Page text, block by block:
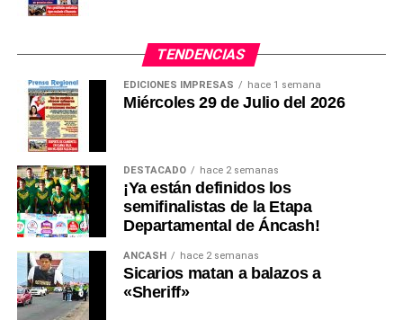
TENDENCIAS
EDICIONES IMPRESAS hace 1 semana
Miércoles 29 de Julio del 2026
DESTACADO hace 2 semanas
¡Ya están definidos los
semifinalistas de la Etapa
Departamental de Áncash!
ANCASH hace 2 semanas
Sicarios matan a balazos a
«Sheriff»